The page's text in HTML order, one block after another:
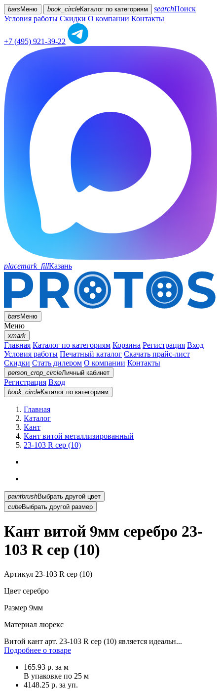
bars Меню book_circleКаталог по категориям searchПоиск
Условия работы Скидки О компании Контакты
+7 (495) 921-39-22
placemark_fillКазань
barsМеню
Меню
xmark
Главная Каталог по категориям Корзина Регистрация Вход
Условия работы Печатный каталог Скачать прайс-лист
Скидки Стать дилером О компании Контакты
person_crop_circleЛичный кабинет
Регистрация Вход
book_circleКаталог по категориям
Главная
Каталог
Кант
Кант витой металлизированный
23-103 R сер (10)
paintbrush
Выбрать другой цвет
cubeВыбрать другой размер
Кант витой 9мм серебро 23-
103 R сер (10)
Артикул 23-103 R сер (10)
Цвет серебро
Размер 9мм
Материал люрекс
Витой кант арт. 23-103 R сер (10) является идеальн...
Подробнее о товаре
165.93 р. за м
В упаковке по 25 м
4148.25 р. за уп.